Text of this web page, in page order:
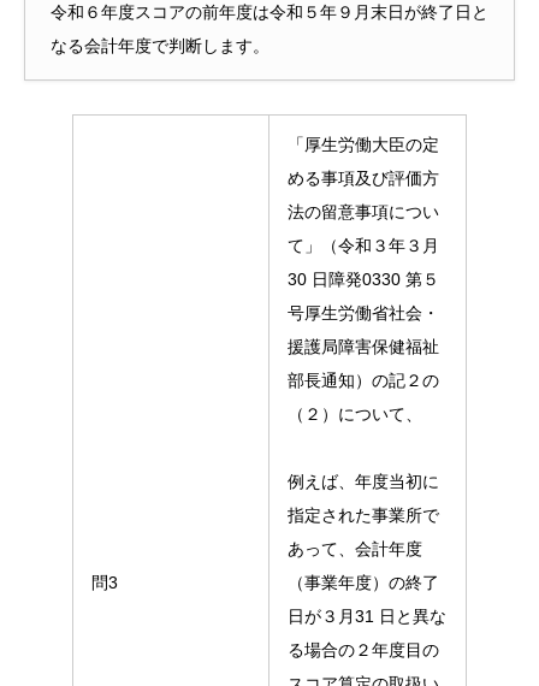
令和６年度スコアの前年度は令和５年９月末日が終了日と
なる会計年度で判断します。
問3
「厚生労働大臣の定
める事項及び評価方
法の留意事項につい
て」（令和３年３月
30 日障発0330 第５
号厚生労働省社会・
援護局障害保健福祉
部長通知）の記２の
（２）について、
例えば、年度当初に
指定された事業所で
あって、会計年度
（事業年度）の終了
日が３月31 日と異な
る場合の２年度目の